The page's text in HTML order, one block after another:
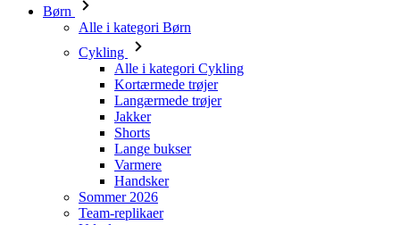
Langærmede trøjer
Jakker
Shorts
Lange bukser
Varmere
Handsker
Sommer 2026
Team-replikaer
Udsalg
Særlige udgaver
Gavekort
Custom design
Historier